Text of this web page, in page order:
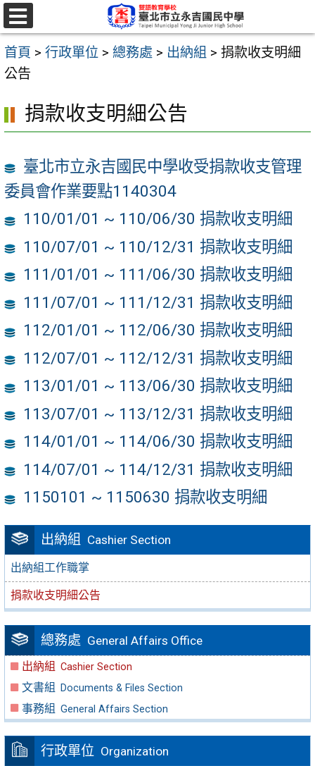
跳
至
主
要
區
選
單
首頁 > 行政單位 > 總務處 > 出納組 > 捐款收支明細
公告
出納組 Cashier Section
出納組工作職掌
捐款收支明細公告
總務處 General Affairs Office
出納組 Cashier Section
文書組 Documents & Files Section
事務組 General Affairs Section
行政單位 Organization
捐款收支明細公告
臺北市立永吉國民中學收受捐款收支管理
委員會作業要點1140304
110/01/01 ~ 110/06/30 捐款收支明細
110/07/01 ~ 110/12/31 捐款收支明細
111/01/01 ~ 111/06/30 捐款收支明細
111/07/01 ~ 111/12/31 捐款收支明細
112/01/01 ~ 112/06/30 捐款收支明細
112/07/01 ~ 112/12/31 捐款收支明細
113/01/01 ~ 113/06/30 捐款收支明細
113/07/01 ~ 113/12/31 捐款收支明細
114/01/01 ~ 114/06/30 捐款收支明細
114/07/01 ~ 114/12/31 捐款收支明細
1150101 ~ 1150630 捐款收支明細